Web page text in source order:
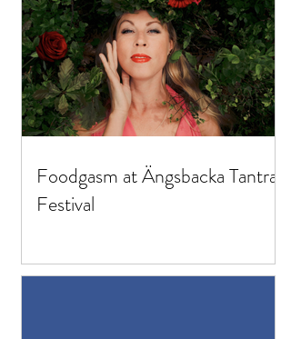
Foodgasm at Ängsbacka Tantra
Festival